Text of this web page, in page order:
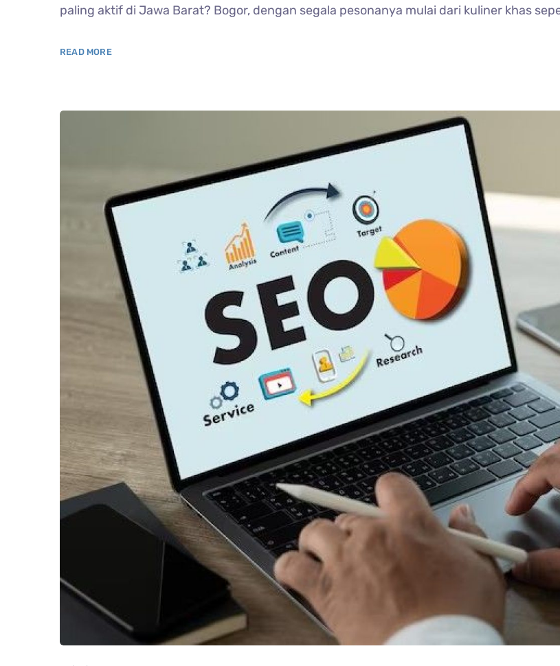
paling aktif di Jawa Barat? Bogor, dengan segala pesonanya mulai dari kuliner khas
READ MORE